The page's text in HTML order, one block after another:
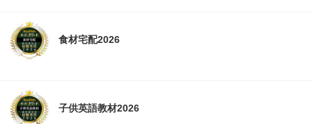
食材宅配2026
子供英語教材2026